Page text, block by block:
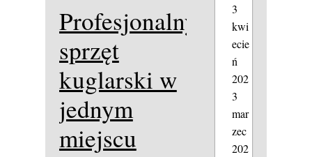
Profesjonalny
sprzęt
kuglarski w
jednym
miejscu
3
kwi
ecie
ń
202
3
mar
zec
202